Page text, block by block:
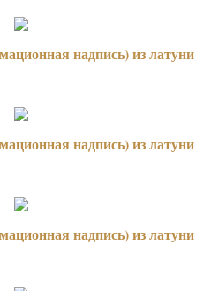
надпись) из латуни
надпись) из латуни
надпись) из латуни